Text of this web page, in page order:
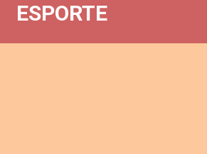
ESPORTE